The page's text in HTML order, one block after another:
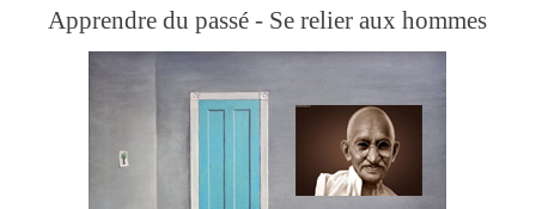
Apprendre du passé - Se relier aux hommes